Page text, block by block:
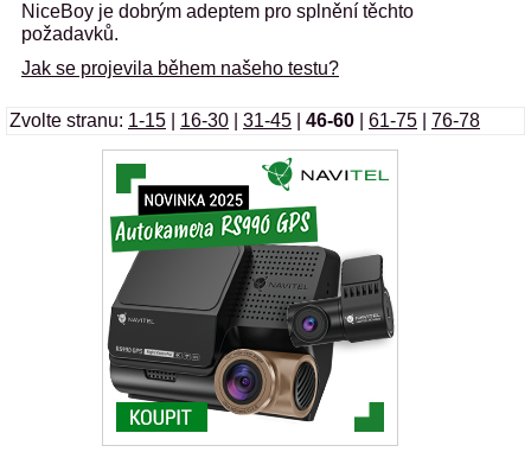
NiceBoy je dobrým adeptem pro splnění těchto
požadavků.
Jak se projevila během našeho testu?
Zvolte stranu: 1-15 16-30 31-45 46-60 61-75 76-78